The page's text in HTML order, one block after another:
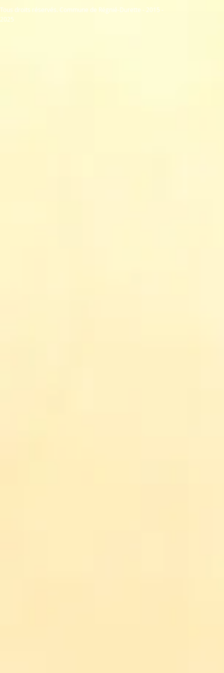
Tous droits réservés. Commune de Régnié-Durette - 2015 -
2025